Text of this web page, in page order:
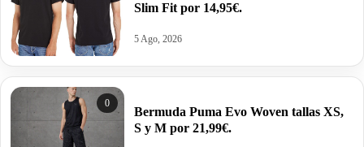
Slim Fit por 14,95€.
5 Ago, 2026
0
Bermuda Puma Evo Woven tallas XS,
S y M por 21,99€.